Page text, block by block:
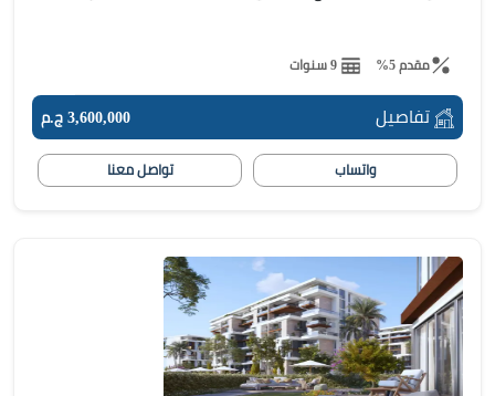
مقدم 5% 9 سنوات
تفاصيل 3,600,000 ج.م
واتساب تواصل معنا